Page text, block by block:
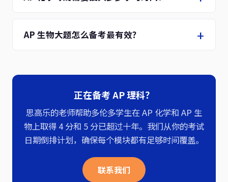
AP 生物大题怎么备考最有效？
正在备考 AP 理科？
思高乐的老师帮助多伦多学生在 AP 化学和 AP 生
物上取得 4 分和 5 分已超过十年。我们从你的考试
日期倒排计划，确保每个模块都有足够时间覆盖。
联系我们